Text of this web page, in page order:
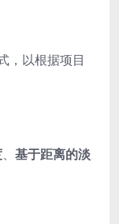
，以根据项目
、 基于距离的淡